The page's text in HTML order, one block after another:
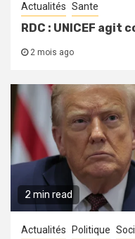
Actualités Sante
RDC : UNICEF agit
2 mois ago
2 min read
Actualités Politique